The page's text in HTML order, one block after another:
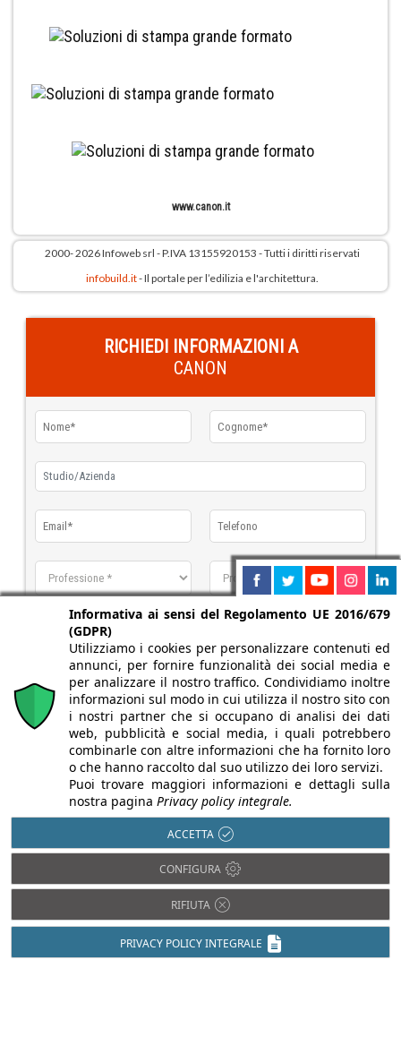
www.canon.it
2000- 2026 Infoweb srl - P.IVA 13155920153 - Tutti i diritti riservati
infobuild.it- Il portale per l’edilizia e l'architettura.
RICHIEDI INFORMAZIONI A
CANON
dichiaro di aver letto e accettatol'informativa sulla privacy
CODICE DI SICUREZZA
Informativa ai sensi del Regolamento UE 2016/679
(GDPR)
Utilizziamo i cookies per personalizzare contenuti ed
annunci, per fornire funzionalità dei social media e
per analizzare il nostro traffico. Condividiamo inoltre
informazioni sul modo in cui utilizza il nostro sito con
i nostri partner che si occupano di analisi dei dati
web, pubblicità e social media, i quali potrebbero
combinarle con altre informazioni che ha fornito loro
o che hanno raccolto dal suo utilizzo dei loro servizi.
Puoi trovare maggiori informazioni e dettagli sulla
nostra pagina Privacy policy integrale.
ACCETTA
CONFIGURA
RIFIUTA
PRIVACY POLICY INTEGRALE